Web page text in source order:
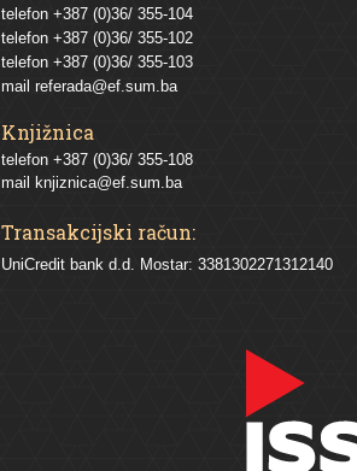
telefon +387 (0)36/ 355-104
telefon +387 (0)36/ 355-102
telefon +387 (0)36/ 355-103
mail referada@ef.sum.ba
Knjižnica
telefon +387 (0)36/ 355-108
mail
knjiznica@ef.sum.ba
Transakcijski račun:
UniCredit bank d.d. Mostar: 3381302271312140